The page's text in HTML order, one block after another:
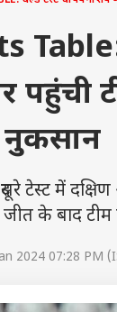
गैजेट
पहुंची
नुकसान
टेस्ट में
के बाद टीम
2024 07:28 PM